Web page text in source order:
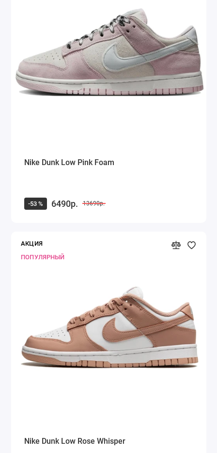
Nike Dunk Low Pink Foam
-53 % 6490р. 13690р.
АКЦИЯ
ПОПУЛЯРНЫЙ
Nike Dunk Low Rose Whisper